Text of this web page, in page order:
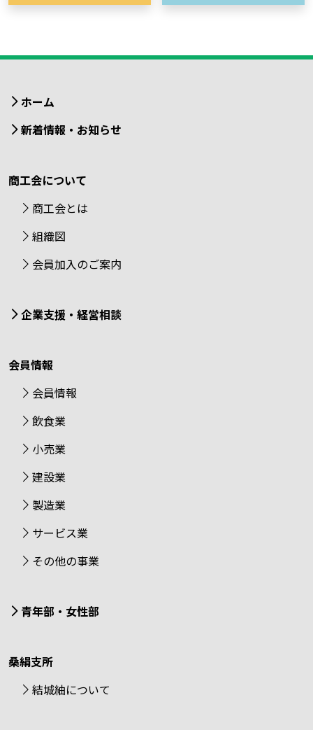
ホーム
新着情報・お知らせ
商工会について
商工会とは
組織図
会員加入のご案内
企業支援・経営相談
会員情報
会員情報
飲食業
小売業
建設業
製造業
サービス業
その他の事業
青年部・女性部
桑絹支所
結城紬について